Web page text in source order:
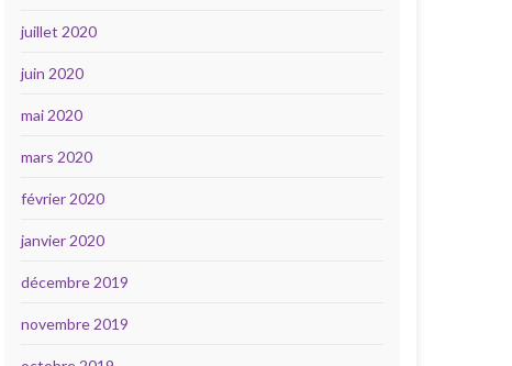
juillet 2020
juin 2020
mai 2020
mars 2020
février 2020
janvier 2020
décembre 2019
novembre 2019